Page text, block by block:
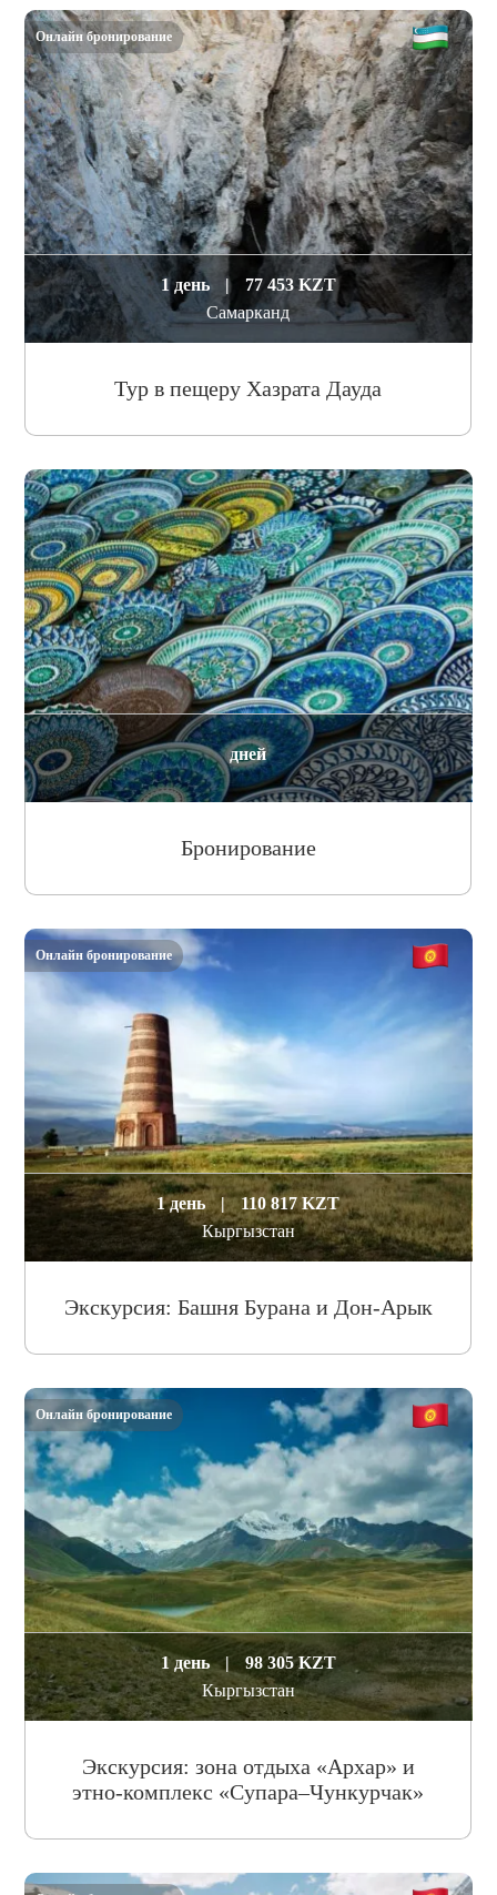
1 день |
77 453 KZT
Самарканд
Тур в пещеру Хазрата Дауда
Онлайн бронирование
дней
Бронирование
1 день |
110 817 KZT
Кыргызстан
Экскурсия: Башня Бурана и Дон-Арык
Онлайн бронирование
1 день |
98 305 KZT
Кыргызстан
Экскурсия: зона отдыха «Архар» и
этно-комплекс «Супара–Чункурчак»
Онлайн бронирование